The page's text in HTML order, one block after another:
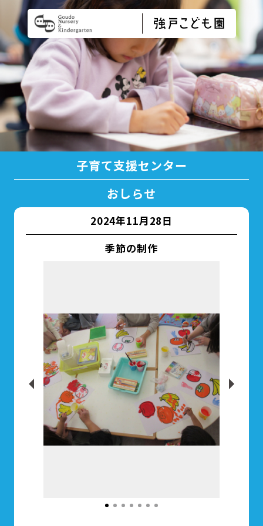
子育て支援センター
おしらせ
2024年11月28日
季節の制作